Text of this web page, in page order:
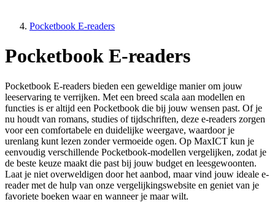
Pocketbook E-readers
Pocketbook E-readers
Pocketbook E-readers bieden een geweldige manier om jouw
leeservaring te verrijken. Met een breed scala aan modellen en
functies is er altijd een Pocketbook die bij jouw wensen past. Of je
nu houdt van romans, studies of tijdschriften, deze e-readers zorgen
voor een comfortabele en duidelijke weergave, waardoor je
urenlang kunt lezen zonder vermoeide ogen. Op MaxICT kun je
eenvoudig verschillende Pocketbook-modellen vergelijken, zodat je
de beste keuze maakt die past bij jouw budget en leesgewoonten.
Laat je niet overweldigen door het aanbod, maar vind jouw ideale e-
reader met de hulp van onze vergelijkingswebsite en geniet van je
favoriete boeken waar en wanneer je maar wilt.